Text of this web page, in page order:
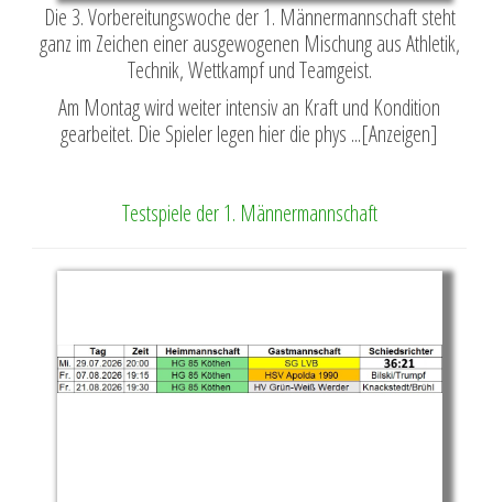
Die 3. Vorbereitungswoche der 1. Männermannschaft steht
ganz im Zeichen einer ausgewogenen Mischung aus Athletik,
Technik, Wettkampf und Teamgeist.
Am Montag wird weiter intensiv an Kraft und Kondition
gearbeitet. Die Spieler legen hier die phys ...[Anzeigen]
Testspiele der 1. Männermannschaft